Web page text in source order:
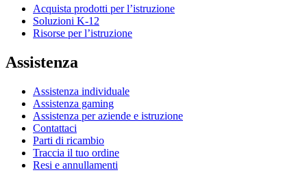
Acquista prodotti per l’istruzione
Soluzioni K-12
Risorse per l’istruzione
Assistenza
Assistenza individuale
Assistenza gaming
Assistenza per aziende e istruzione
Contattaci
Parti di ricambio
Traccia il tuo ordine
Resi e annullamenti